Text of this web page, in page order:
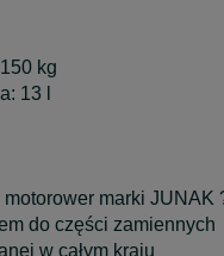
kg
13 l
marki JUNAK
do części zamiennych
w całym kraju